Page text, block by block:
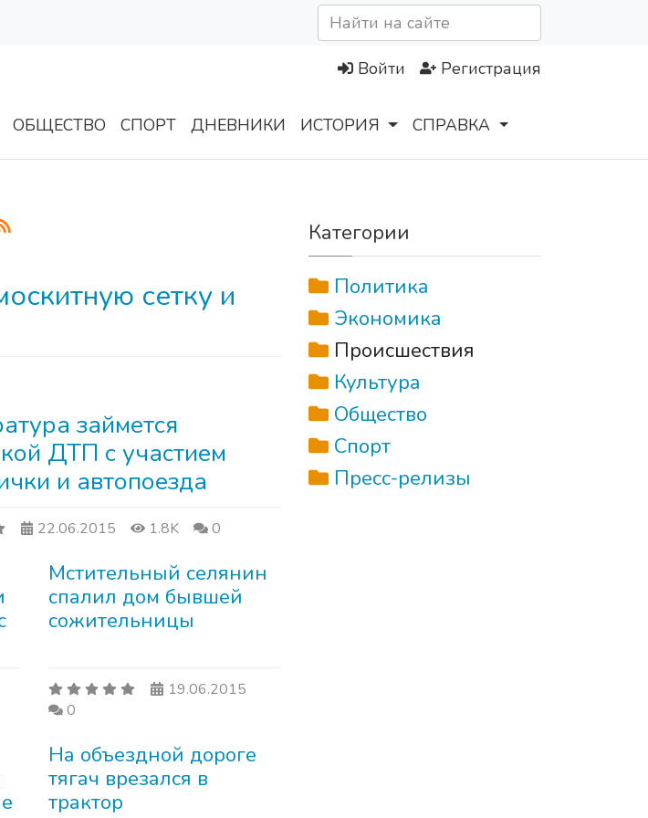
Войти Регистрация
ОБЩЕСТВО СПОРТ ДНЕВНИКИ ИСТОРИЯ СПРАВКА
сетку и
займется
ДТП с участием
и автопоезда
22.06.2015 1.8K 0
Мстительный селянин
спалил дом бывшей
сожительницы
19.06.2015
0
На объездной дороге
тягач врезался в
трактор
Категории
Политика
Экономика
Происшествия
Культура
Общество
Спорт
Пресс-релизы